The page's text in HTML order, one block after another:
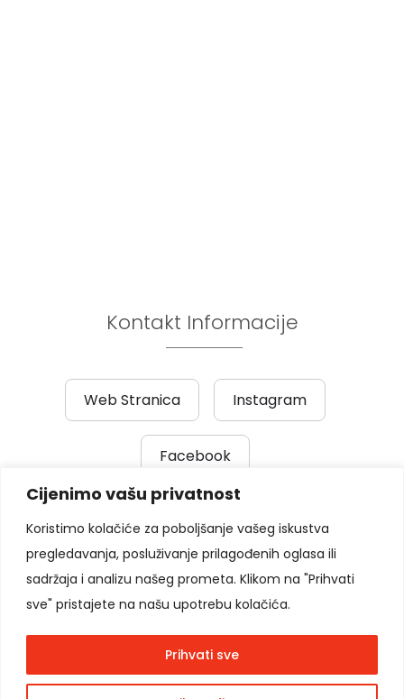
Cijenimo vašu privatnost
Koristimo kolačiće za poboljšanje vašeg iskustva
pregledavanja, posluživanje prilagođenih oglasa ili
sadržaja i analizu našeg prometa. Klikom na "Prihvati
sve" pristajete na našu upotrebu kolačića.
Prihvati sve
Kontakt Informacije
Web Stranica Instagram
Facebook
Pratite nas